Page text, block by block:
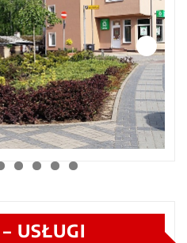
USŁUGI